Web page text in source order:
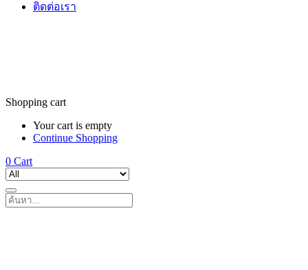
ติดต่อเรา
Shopping cart
Your cart is empty
Continue Shopping
0 Cart